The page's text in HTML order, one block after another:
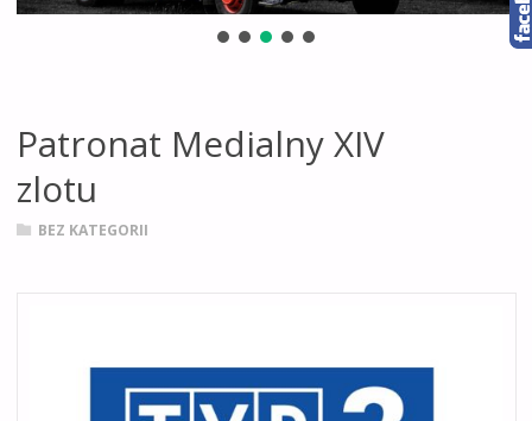
Patronat Medialny XIV
zlotu
BEZ KATEGORII